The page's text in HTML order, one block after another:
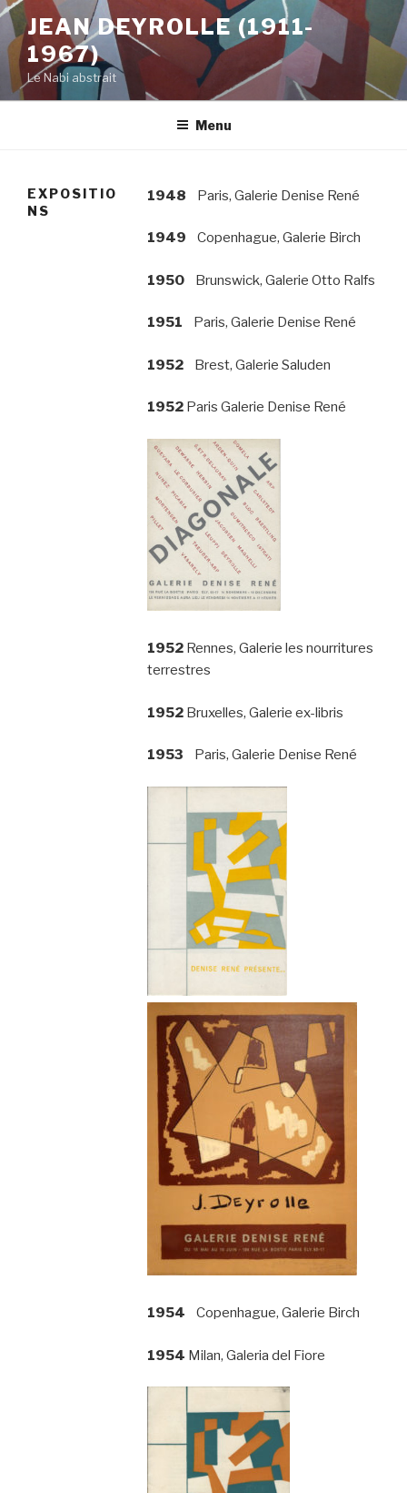
Aller
au
contenu
principal
JEAN DEYROLLE (1911-
1967)
Le Nabi abstrait
Menu
EXPOSITIO
NS
1948 Paris, Galerie Denise René
1949 Copenhague, Galerie Birch
1950Brunswick, Galerie Otto Ralfs
1951 Paris, Galerie Denise René
1952Brest, Galerie Saluden
1952Paris Galerie Denise René
1952Rennes, Galerie les nourritures
terrestres
1952Bruxelles, Galerie ex-libris
1953 Paris, Galerie Denise René
1954 Copenhague, Galerie Birch
1954 Milan, Galeria del Fiore